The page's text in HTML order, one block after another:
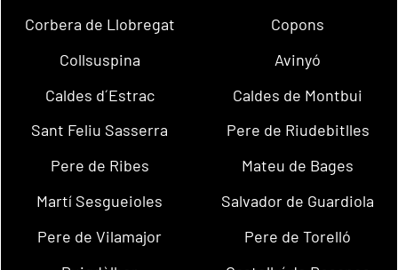
Corbera de Llobregat
Copons
Collsuspina
Avinyó
Caldes d´Estrac
Caldes de Montbui
Sant Feliu Sasserra
Pere de Riudebitlles
Pere de Ribes
Mateu de Bages
Martí Sesgueioles
Salvador de Guardiola
Pere de Vilamajor
Pere de Torelló